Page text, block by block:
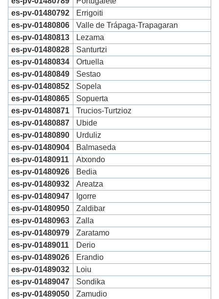
es-pv-01480792
Errigoiti
es-pv-01480806
Valle de Trápaga-Trapagaran
es-pv-01480813
Lezama
es-pv-01480828
Santurtzi
es-pv-01480834
Ortuella
es-pv-01480849
Sestao
es-pv-01480852
Sopela
es-pv-01480865
Sopuerta
es-pv-01480871
Trucios-Turtzioz
es-pv-01480887
Ubide
es-pv-01480890
Urduliz
es-pv-01480904
Balmaseda
es-pv-01480911
Atxondo
es-pv-01480926
Bedia
es-pv-01480932
Areatza
es-pv-01480947
Igorre
es-pv-01480950
Zaldibar
es-pv-01480963
Zalla
es-pv-01480979
Zaratamo
es-pv-01489011
Derio
es-pv-01489026
Erandio
es-pv-01489032
Loiu
es-pv-01489047
Sondika
es-pv-01489050
Zamudio